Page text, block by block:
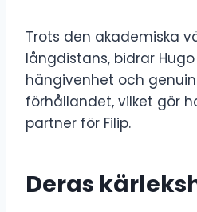
Trots den akademiska
långdistans, bidrar
hängivenhet och
förhållandet, vilket gör
partner för Filip.
Deras